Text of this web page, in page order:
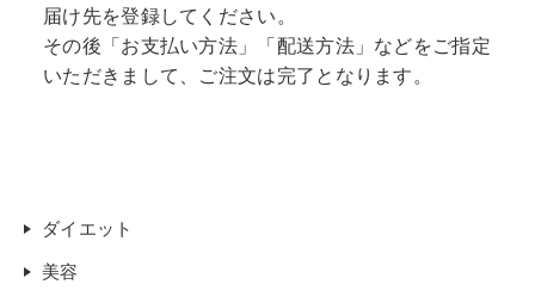
届け先を登録してください。
その後「お支払い方法」「配送方法」などをご指定
いただきまして、ご注文は完了となります。
ダイエット
美容